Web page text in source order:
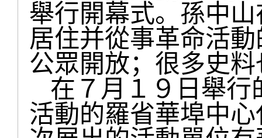
舉行開幕式。孫中
居住并從事革命活
公眾開放；很多史
在７月１９日舉行
活動的羅省華埠中